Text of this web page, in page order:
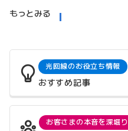
もっとみる
光回線のお役立ち情報
おすすめ記事
お客さまの本音を深堀り